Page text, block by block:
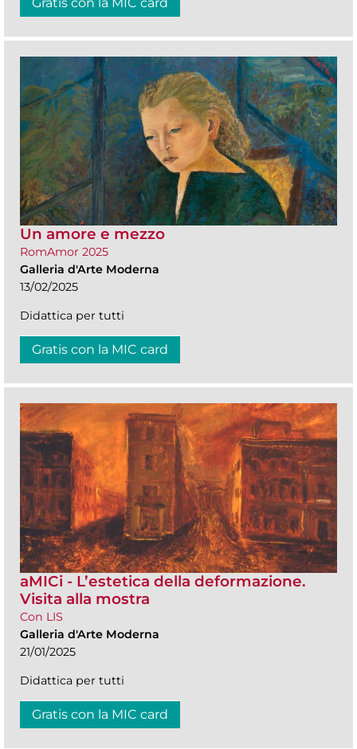
Un amore e mezzo
RomAmor 2025
Galleria d'Arte Moderna
13/02/2025
Didattica per tutti
Gratis con la MIC card
aMICi - L’estetica della deformazione.
Visita alla mostra
Con LIS
Galleria d'Arte Moderna
21/01/2025
Didattica per tutti
Gratis con la MIC card